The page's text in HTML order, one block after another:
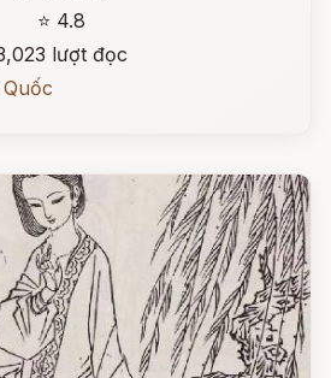
⭐ 4.8
lượt đọc